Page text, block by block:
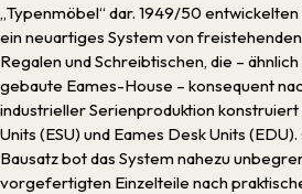
„Typenmöbel“ dar. 1949/50
ein neuartiges System von
Regalen und Schreibtischen, die –
gebaute Eames-House – konsequent
industrieller Serienproduktion
Units (ESU) und Eames Desk Units
Bausatz bot das System nahezu
vorgefertigten Einzelteile nach